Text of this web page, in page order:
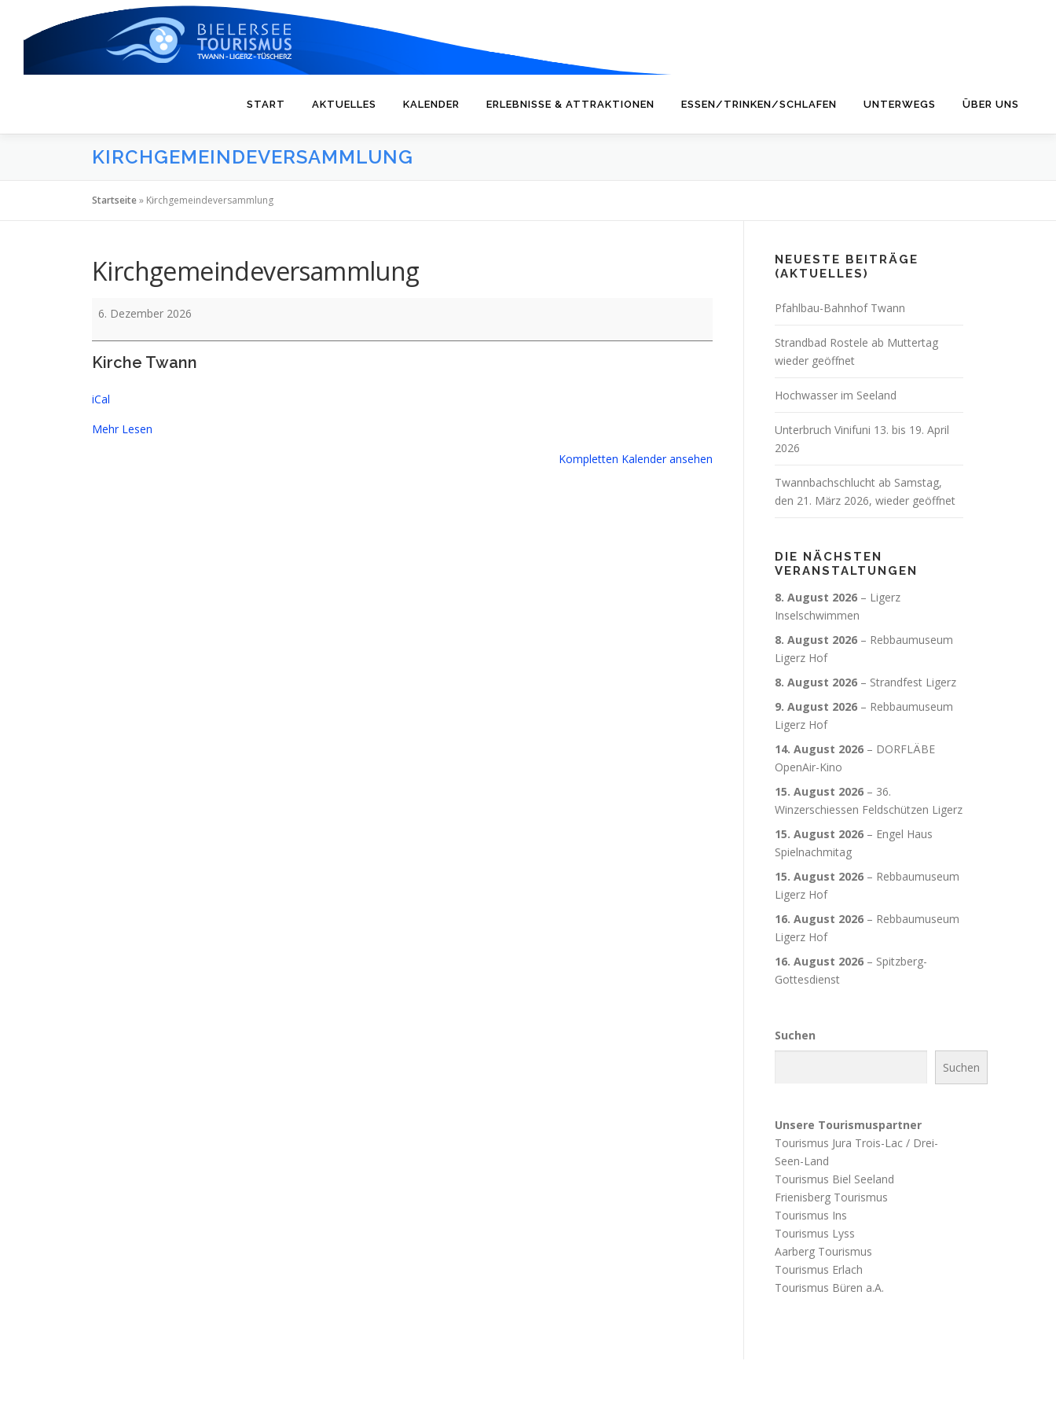
springen
START AKTUELLES KALENDER ERLEBNISSE & ATTRAKTIONEN ESSEN/TRINKEN/SCHLAFEN UNTERWEGS ÜBER UNS
KIRCHGEMEINDEVERSAMMLUNG
Startseite» Kirchgemeindeversammlung
Kirchgemeindeversammlung
Kirchgemeindeversammlung
6. Dezember 2026
Kirche Twann
iCal
Mehr Lesen
Kompletten Kalender ansehen
NEUESTE BEITRÄGE
(AKTUELLES)
Pfahlbau-Bahnhof Twann
Strandbad Rostele ab Muttertag
wieder geöffnet
Hochwasser im Seeland
Unterbruch Vinifuni 13. bis 19. April
2026
Twannbachschlucht ab Samstag,
den 21. März 2026, wieder geöffnet
DIE NÄCHSTEN
VERANSTALTUNGEN
8. August 2026 – Ligerz
Inselschwimmen
8. August 2026 – Rebbaumuseum
Ligerz Hof
8. August 2026 – Strandfest Ligerz
9. August 2026 – Rebbaumuseum
Ligerz Hof
14. August 2026 – DORFLÄBE
OpenAir-Kino
15. August 2026 – 36.
Winzerschiessen Feldschützen Ligerz
15. August 2026 – Engel Haus
Spielnachmitag
15. August 2026 – Rebbaumuseum
Ligerz Hof
16. August 2026 – Rebbaumuseum
Ligerz Hof
16. August 2026 – Spitzberg-
Gottesdienst
Suchen
Suchen
Unsere Tourismuspartner
Tourismus Jura Trois-Lac / Drei-
Seen-Land
Tourismus Biel Seeland
Frienisberg Tourismus
Tourismus Ins
Tourismus Lyss
Aarberg Tourismus
Tourismus Erlach
Tourismus Büren a.A.